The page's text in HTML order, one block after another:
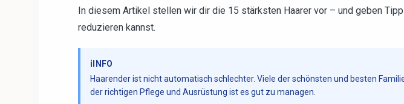
In diesem Artikel stellen wir dir die 15 stärksten Haarer vor – und geben
reduzieren kannst.
ℹ️ INFO
Haarender ist nicht automatisch schlechter. Viele der schönsten und besten
der richtigen Pflege und Ausrüstung ist es gut zu managen.